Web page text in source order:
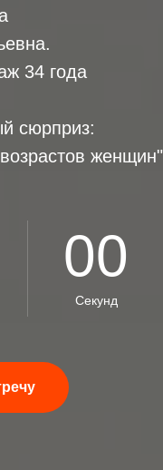
34 года
сюрприз:
женщин"
00
Секунд